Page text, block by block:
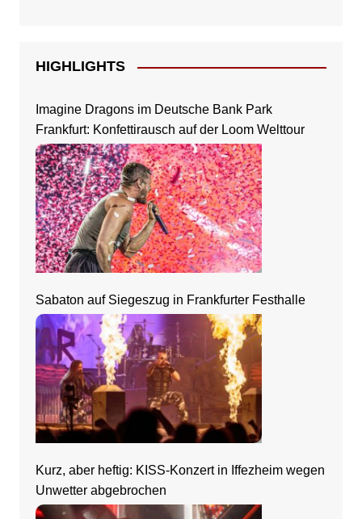
HIGHLIGHTS
Imagine Dragons im Deutsche Bank Park
Frankfurt: Konfettirausch auf der Loom Welttour
Sabaton auf Siegeszug in Frankfurter Festhalle
Kurz, aber heftig: KISS-Konzert in Iffezheim wegen
Unwetter abgebrochen